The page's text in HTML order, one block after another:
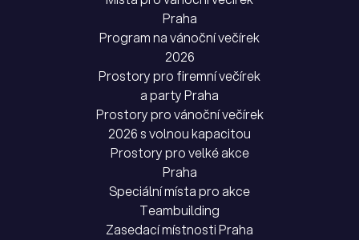
Praha
Program na vánoční večírek
2026
Prostory pro firemní večírek
a party Praha
Prostory pro vánoční večírek
2026 s volnou kapacitou
Prostory pro velké akce
Praha
Speciální místa pro akce
Teambuilding
Zasedací místnosti Praha